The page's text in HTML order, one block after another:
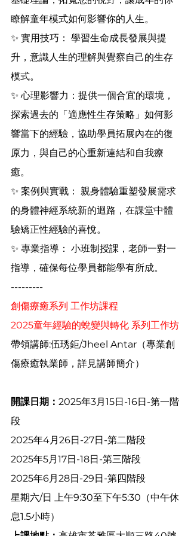
瞭解童年模式如何影響你的人生。
✨ 實用技巧： 學習生命成長發展與提
升，意識人生的理解與覺察自己的生存
模式。
✨ 心理影響力：提供一個合宜的環境，
探索過去的「適應性生存策略」如何影
響當下的經驗，協助學員拓展內在的復
原力，與自己的心重新連結和自我療
癒。
✨ 案例與實戰： 親身體驗重塑發展需求
的身體神經系統新的迴路，在課堂中體
驗矯正性經驗的喜悅。
✨ 專業指導： 小班制授課，老師一對一
指導，確保每位學員都能學有所成。
---------
創傷療癒系列 工作坊課程
2025童年經驗的蛻變與轉化 系列工作坊
帶領講師:伍琇鉅/Jheel Antar（專業創
傷療癒執業師，詳見講師簡介）
開課日期： 2025年3月15日-16日-第一階
段
2025年4月26日-27日-第二階段
2025年5月17日-18日-第三階段
2025年6月28日-29日-第四階段
星期六/日 上午9:30至下午5:30（中午休
息1.5小時）